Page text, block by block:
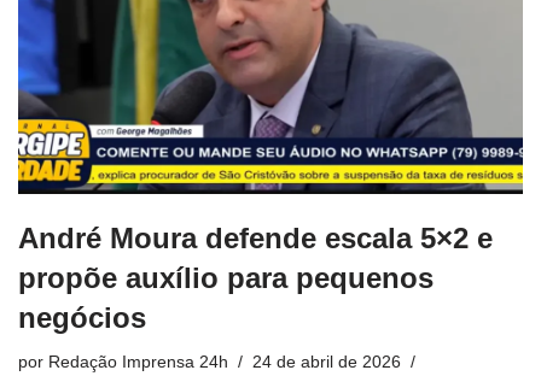
André Moura defende escala 5×2 e
propõe auxílio para pequenos
negócios
por Redação Imprensa 24h
24 de abril de 2026